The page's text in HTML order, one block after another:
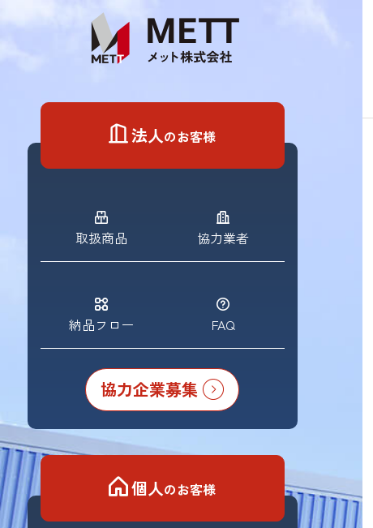
法人のお客様
取扱商品 協力業者
納品フロー FAQ
協力企業募集
個人のお客様